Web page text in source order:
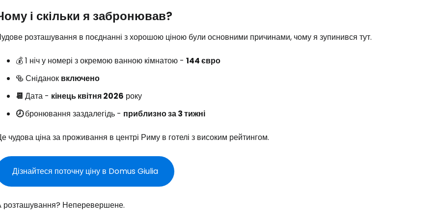
і скільки я забронював?
розташування в поєднанні з хорошою ціною були основними причинами, чому я зупинився тут.
💰 1 ніч у номері з окремою ванною кімнатою - 144 євро
🥯 Сніданок включено
📆 Дата - кінець квітня 2026 року
🕗бронювання заздалегідь - приблизно за 3 тижні
чудова ціна за проживання в центрі Риму в готелі з високим рейтингом.
Дізнайтеся поточну ціну в Domus Giulia
розташування? Неперевершене.